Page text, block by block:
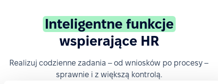
Inteligentne funkcje
wspierające HR
Realizuj codzienne zadania – od wniosków po procesy –
sprawnie i z większą kontrolą.